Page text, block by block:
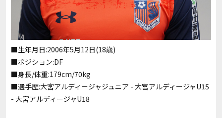
■生年月日:2006年5月12日(18歳)
■ポジション:DF
■身長/体重:179cm/70kg
■選手歴:大宮アルディージャジュニア - 大宮アルディージャU15
- 大宮アルディージャU18